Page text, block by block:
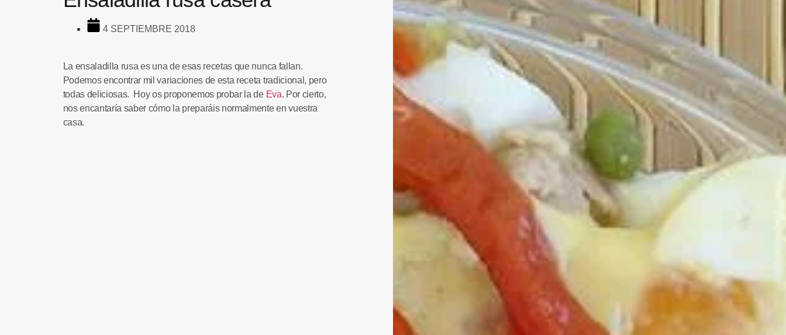
4 SEPTIEMBRE 2018
La ensaladilla rusa es una de esas recetas que nunca fallan.
Podemos encontrar mil variaciones de esta receta tradicional, pero
todas deliciosas. Hoy os proponemos probar la de Eva. Por cierto,
nos encantaría saber cómo la preparáis normalmente en vuestra
casa.